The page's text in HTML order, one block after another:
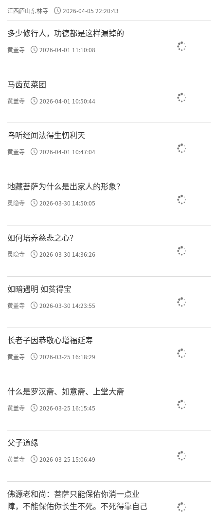
江西庐山东林寺 2026-04-05 22:20:43
多少修行人，功德都是这样漏掉的
黄盖寺 2026-04-01 11:10:08
马齿苋菜团
黄盖寺 2026-04-01 10:50:44
鸟听经闻法得生忉利天
黄盖寺 2026-04-01 10:47:04
地藏菩萨为什么是出家人的形象？
灵隐寺 2026-03-30 14:50:05
如何培养慈悲之心？
灵隐寺 2026-03-30 14:36:26
如暗遇明 如贫得宝
黄盖寺 2026-03-30 14:23:55
长者子因恭敬心增福延寿
黄盖寺 2026-03-25 16:18:29
什么是罗汉斋、如意斋、上堂大斋
黄盖寺 2026-03-25 16:15:45
父子道缘
黄盖寺 2026-03-25 15:06:49
佛源老和尚：菩萨只能保佑你消一点业
障，不能保佑你长生不死。不死得靠自己